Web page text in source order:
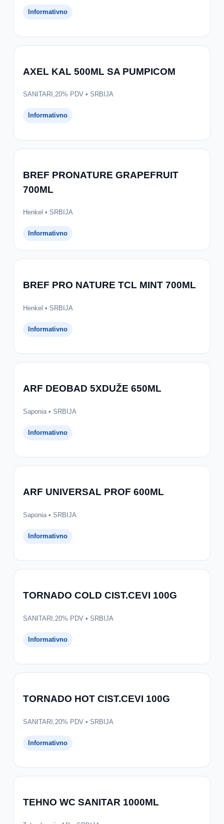
Informativno
AXEL KAL 500ML SA PUMPICOM
SANITARI,20% PDV • SRBIJA
Informativno
BREF PRONATURE GRAPEFRUIT
700ML
Henkel • SRBIJA
Informativno
BREF PRO NATURE TCL MINT 700ML
Henkel • SRBIJA
Informativno
ARF DEOBAD 5XDUŽE 650ML
Saponia • SRBIJA
Informativno
ARF UNIVERSAL PROF 600ML
Saponia • SRBIJA
Informativno
TORNADO COLD CIST.CEVI 100G
SANITARI,20% PDV • SRBIJA
Informativno
TORNADO HOT CIST.CEVI 100G
SANITARI,20% PDV • SRBIJA
Informativno
TEHNO WC SANITAR 1000ML